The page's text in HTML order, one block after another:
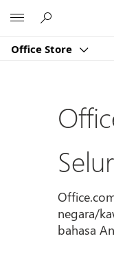
Office Store
negara/
bahasa